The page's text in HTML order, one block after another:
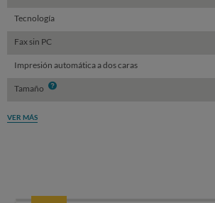
Tecnología
Fax sin PC
Impresión automática a dos caras
Tamaño Info
VER MÁS